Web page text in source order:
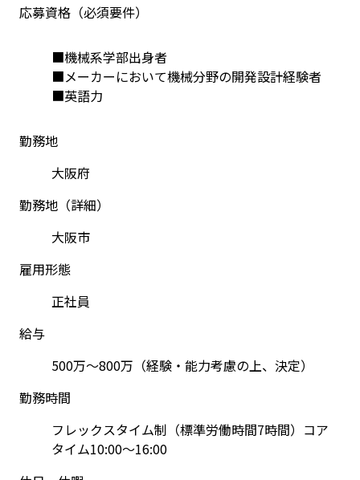
応募資格（必須要件）
■機械系学部出身者
■メーカーにおいて機械分野の開発設計経験者
■英語力
勤務地
大阪府
勤務地（詳細）
大阪市
雇用形態
正社員
給与
500万～800万（経験・能力考慮の上、決定）
勤務時間
フレックスタイム制（標準労働時間7時間）コア
タイム10:00～16:00